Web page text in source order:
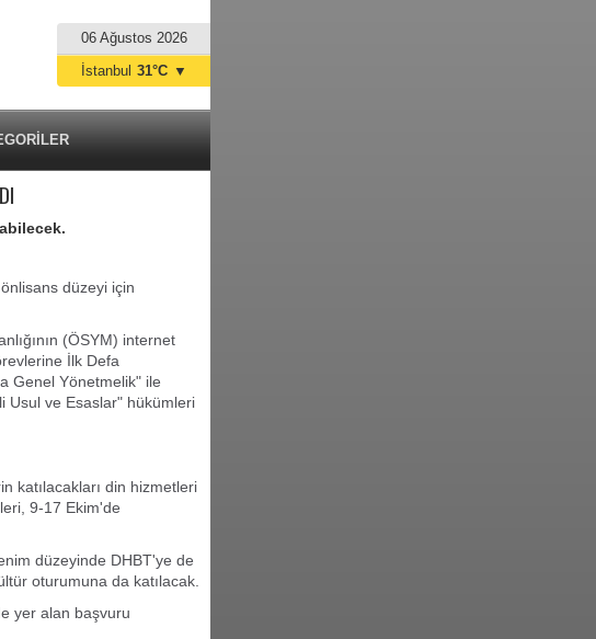
06 Ağustos 2026
İstanbul 31°C ▼
düzeyi için
(ÖSYM) internet
İlk Defa
Genel Yönetmelik" ile
Usul ve Esaslar" hükümleri
katılacakları din hizmetleri
9-17 Ekim'de
düzeyinde DHBT'ye de
oturumuna da katılacak.
yer alan başvuru